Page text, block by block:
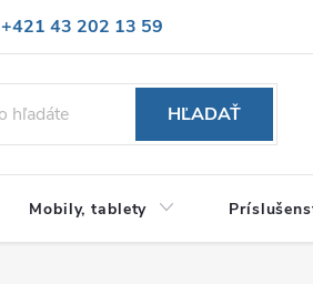
+421 43 202 13 59
HĽADAŤ
Mobily, tablety